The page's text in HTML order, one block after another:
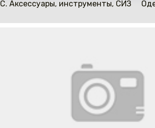
C. Аксессуары, инструменты, СИЗ